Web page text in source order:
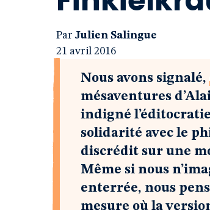
Par Julien Salingue
21 avril 2016
Nous avons signalé,
mésaventures
indigné
solidarité avec le
discrédit sur une
Même si nous
enterrée, nous
mesure où la